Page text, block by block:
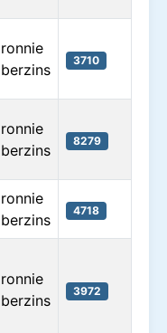
ronnie
berzins
3710
ronnie
berzins
8279
ronnie
berzins
4718
ronnie
berzins
3972